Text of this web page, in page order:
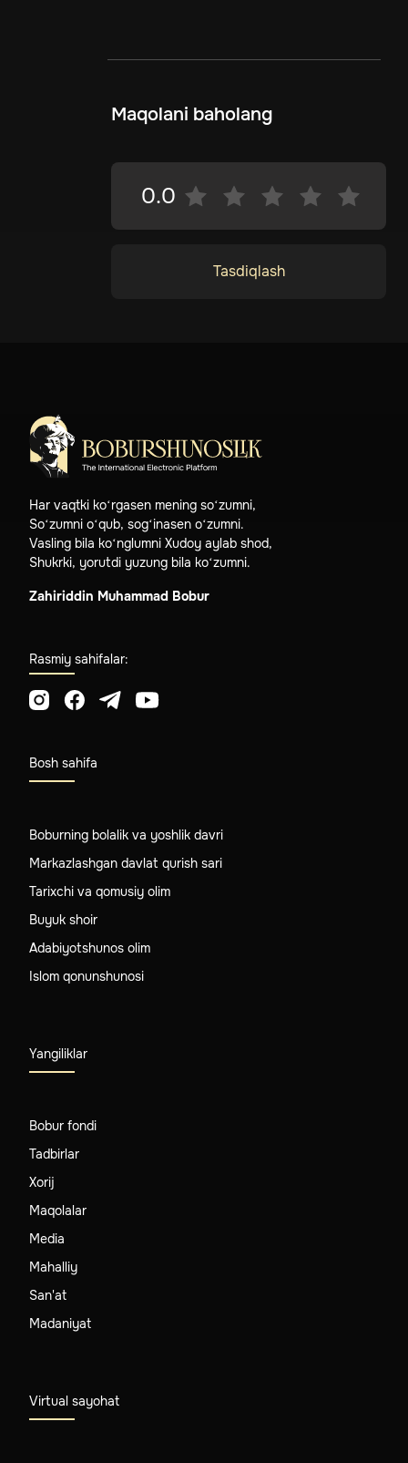
Maqolani baholang
0.0
Tasdiqlash
Har vaqtki ko‘rgasen mening so‘zumni,
So‘zumni o‘qub, sog‘inasen o‘zumni.
Vasling bila ko‘nglumni Xudoy aylab shod,
Shukrki, yorutdi yuzung bila ko‘zumni.
Zahiriddin Muhammad Bobur
Rasmiy sahifalar:
Bosh sahifa
Boburning bolalik va yoshlik davri
Markazlashgan davlat qurish sari
Tarixchi va qomusiy olim
Buyuk shoir
Adabiyotshunos olim
Islom qonunshunosi
Yangiliklar
Bobur fondi
Tadbirlar
Xorij
Maqolalar
Media
Mahalliy
San'at
Madaniyat
Virtual sayohat